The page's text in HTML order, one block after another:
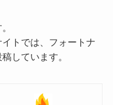
トでは、フォートナ
しています。